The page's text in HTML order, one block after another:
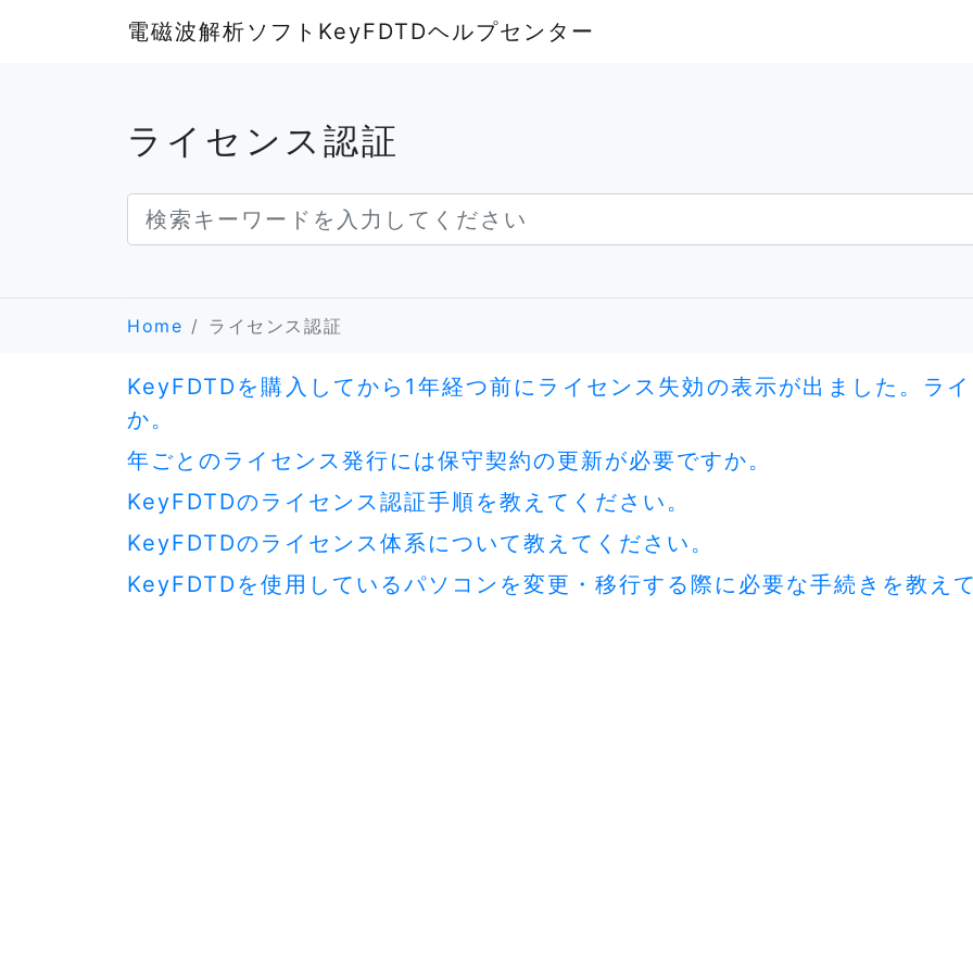
電磁波解析ソフトKeyFDTDヘルプセンター
ライセンス認証
Home ライセンス認証
KeyFDTDを購入してから1年経つ前にライセンス失効の表示が出ました。ラ
か。
年ごとのライセンス発行には保守契約の更新が必要ですか。
KeyFDTDのライセンス認証手順を教えてください。
KeyFDTDのライセンス体系について教えてください。
KeyFDTDを使用しているパソコンを変更・移行する際に必要な手続きを教えて